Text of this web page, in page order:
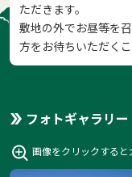
ただきます。
敷地の外でお昼等を
方をお待ちいただくこ
フォトギャラリー
画像をクリックする